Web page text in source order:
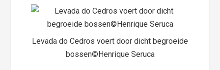
Levada do Cedros voert door dicht begroeide
bossen©Henrique Seruca